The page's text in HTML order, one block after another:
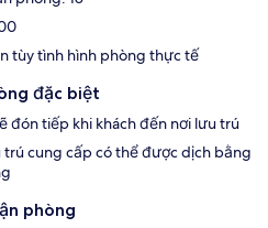
tùy tình hình phòng thực tế
đặc biệt
đón tiếp khi khách đến nơi lưu trú
cung cấp có thể được dịch bằng
phòng